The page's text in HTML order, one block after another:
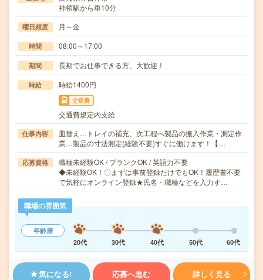
神領駅から車10分
曜日頻度 月～金
時間 08:00～17:00
期間 長期でお仕事できる方、大歓迎！
時給 時給1400円
交通費
交通費規定内支給
仕事内容
皿替え…トレイの補充、次工程へ製品の搬入作業・測定作
業…製品の寸法測定(経験不要)すぐに働けます！【…
応募資格
職種未経験OK / ブランクOK / 英語力不要
◆未経験OK！〇まずは事前登録だけでもOK！履歴書不要
で気軽にオンライン登録★氏名・職種などを入力す…
職場の雰囲気
年齢層
20代
30代 40代 50代 60代
気になる! 応募へ進む 詳しく見る